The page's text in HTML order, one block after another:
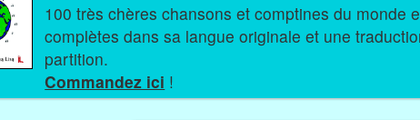
100 très chères chansons et comptines du monde entier. Chacune comprend
complètes dans sa langue originale et une
partition.
Commandez ici !